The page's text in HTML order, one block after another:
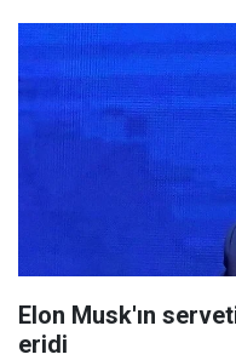
Elon Musk'ın
eridi